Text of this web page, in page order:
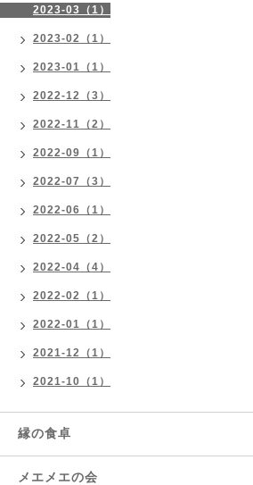
2023-03（1）
2023-02（1）
2023-01（1）
2022-12（3）
2022-11（2）
2022-09（1）
2022-07（3）
2022-06（1）
2022-05（2）
2022-04（4）
2022-02（1）
2022-01（1）
2021-12（1）
2021-10（1）
縁の食卓
メエメエの会